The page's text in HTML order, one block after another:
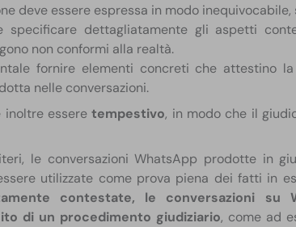
deve essere espressa in modo inequivocabile,
specificare dettagliatamente gli aspetti
non conformi alla realtà.​
fornire elementi concreti che attestino
nelle conversazioni.​
inoltre esseretempestivo, in modo che il
le conversazioni WhatsApp prodotte in
utilizzate come prova piena dei fatti in
contestate, le conversazioni su
di un procedimento giudiziario, come ad